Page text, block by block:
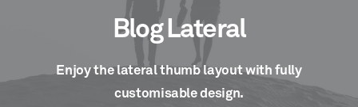
Blog Lateral
Enjoy the lateral thumb layout with fully
customisable design.